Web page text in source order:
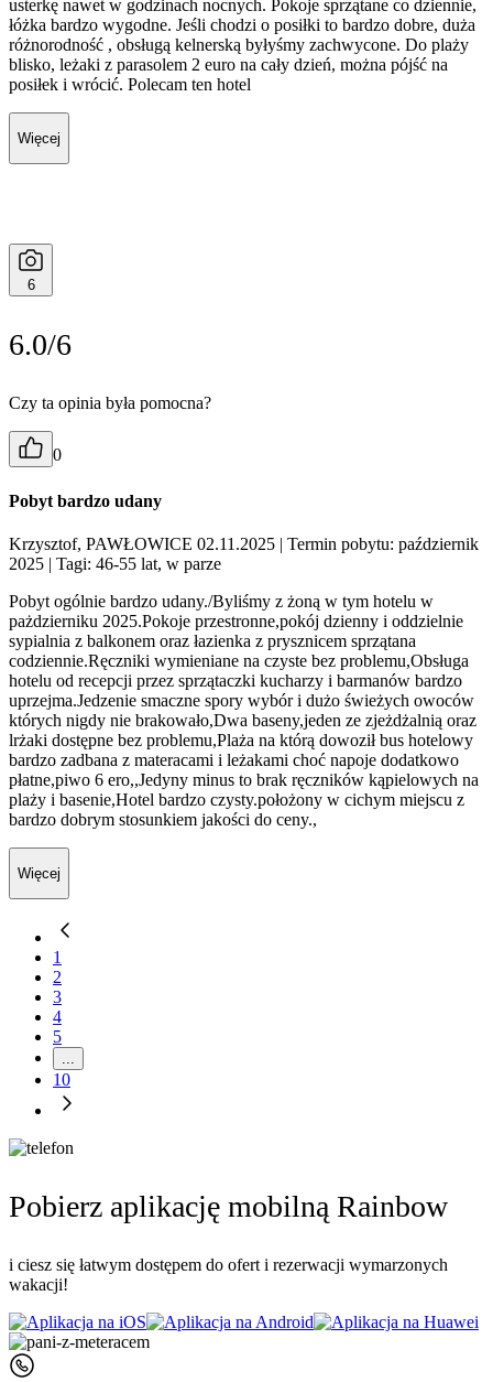
usterkę nawet w godzinach nocnych. Pokoje sprzątane co dziennie,
łóżka bardzo wygodne. Jeśli chodzi o posiłki to bardzo dobre, duża
różnorodność , obsługą kelnerską byłyśmy zachwycone. Do plaży
blisko, leżaki z parasolem 2 euro na cały dzień, można pójść na
posiłek i wrócić. Polecam ten hotel
Więcej
6
6.0/6
Czy ta opinia była pomocna?
0
Pobyt bardzo udany
Krzysztof, PAWŁOWICE 02.11.2025 | Termin pobytu: październik
2025 | Tagi: 46-55 lat, w parze
Pobyt ogólnie bardzo udany./Byliśmy z żoną w tym hotelu w
pażdzierniku 2025.Pokoje przestronne,pokój dzienny i oddzielnie
sypialnia z balkonem oraz łazienka z prysznicem sprzątana
codziennie.Ręczniki wymieniane na czyste bez problemu,Obsługa
hotelu od recepcji przez sprzątaczki kucharzy i barmanów bardzo
uprzejma.Jedzenie smaczne spory wybór i dużo świeżych owoców
których nigdy nie brakowało,Dwa baseny,jeden ze zjeżdżalnią oraz
lrżaki dostępne bez problemu,Plaża na którą dowoził bus hotelowy
bardzo zadbana z materacami i leżakami choć napoje dodatkowo
płatne,piwo 6 ero,,Jedyny minus to brak ręczników kąpielowych na
plaży i basenie,Hotel bardzo czysty.położony w cichym miejscu z
bardzo dobrym stosunkiem jakości do ceny.,
Więcej
1
2
3
4
5
...
10
Pobierz aplikację mobilną Rainbow
i ciesz się łatwym dostępem do ofert i rezerwacji wymarzonych
wakacji!